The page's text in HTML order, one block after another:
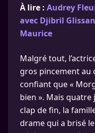
À lire : Audrey
avec Djibril
Maurice
Malgré tout,
gros pincement au
confiant que «
bien ». Mais
clap de fin, la
drame qui a brisé